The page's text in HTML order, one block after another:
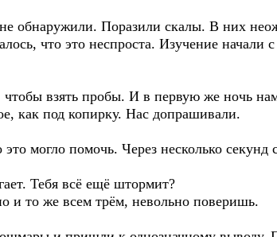
обнаружили. Поразили скалы. В них
что это неспроста. Изучение начали
взять пробы. И в первую же ночь нам
как под копирку. Нас допрашивали.
могло помочь. Через несколько секунд
Тебя всё ещё штормит?
и то же всем трём, невольно поверишь.